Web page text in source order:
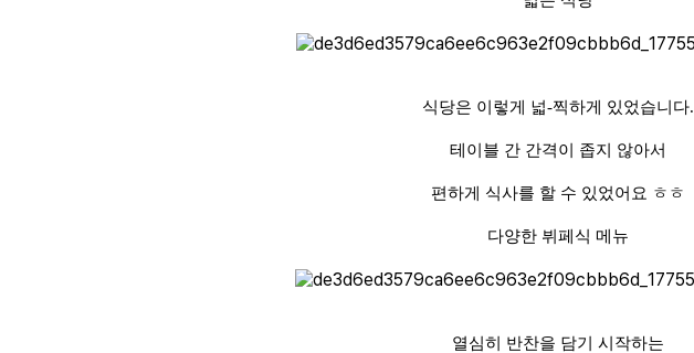
식당은 이렇게 넓-찍하게 있었습니다.
테이블 간 간격이 좁지 않아서
편하게 식사를 할 수 있었어요 ㅎㅎ
다양한 뷔페식 메뉴
열심히 반찬을 담기 시작하는